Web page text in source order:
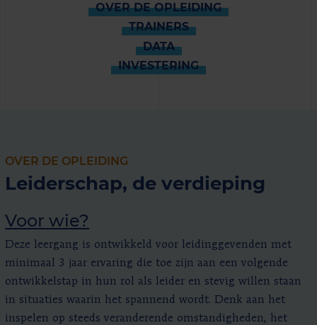
OVER DE OPLEIDING
TRAINERS
DATA
INVESTERING
OVER DE OPLEIDING
Leiderschap, de verdieping
Voor wie?
Deze leergang is ontwikkeld voor leidinggevenden met
minimaal 3 jaar ervaring die toe zijn aan een volgende
ontwikkelstap in hun rol als leider en stevig willen staan
in situaties waarin het spannend wordt. Denk aan het
inspelen op steeds veranderende omstandigheden, het